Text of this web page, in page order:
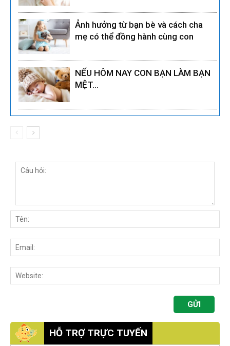
Ảnh hưởng từ bạn bè và cách cha
mẹ có thể đồng hành cùng con
NẾU HÔM NAY CON BẠN LÀM BẠN
MỆT…
HỖ TRỢ TRỰC TUYẾN